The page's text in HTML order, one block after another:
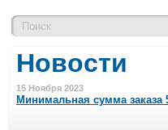
Новости
15 Ноября 2023
Минимальная сумма заказа